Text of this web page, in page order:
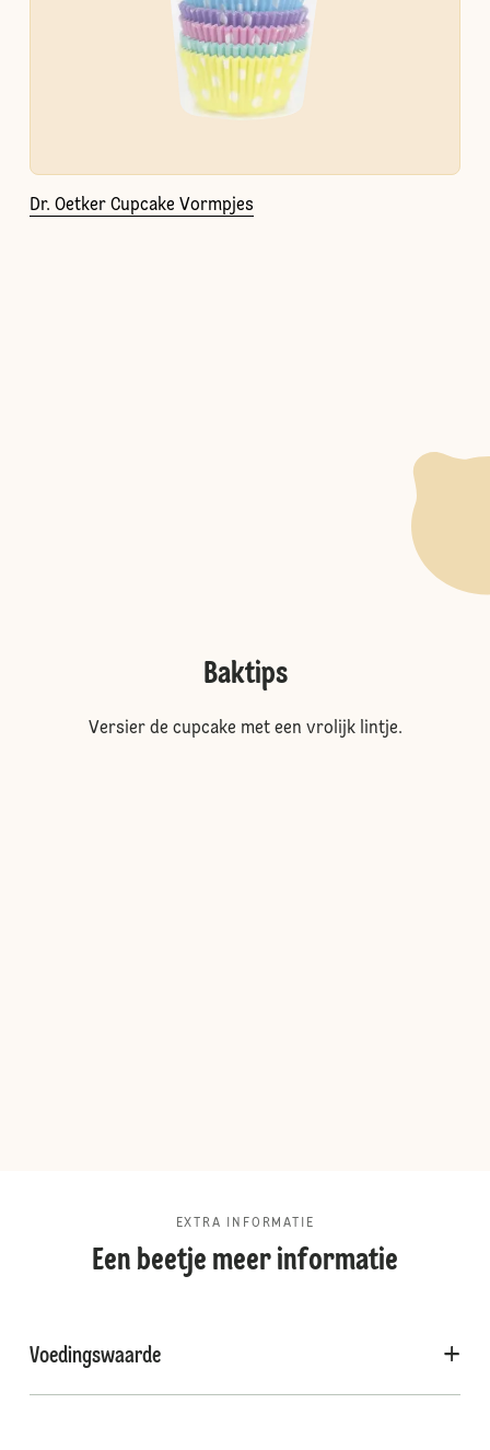
Dr. Oetker Cupcake Vormpjes
Baktips
Versier de cupcake met een vrolijk lintje.
EXTRA INFORMATIE
Een beetje meer informatie
Voedingswaarde